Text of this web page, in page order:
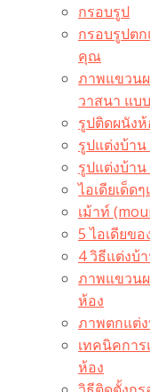
กรอบรูป
กรอบรูปตก
คุณ
ภาพแขวน
วาสนา แบ
รูปติดผนัง
รูปแต่งบ้าน
รูปแต่งบ้า
ไอเดียเด็ด
เม้าท์
5 ไอเดียข
4 วิธีแต่งบ้
ภาพแขวน
ห้อง
ภาพตกแต่
เทคนิคกา
ห้อง